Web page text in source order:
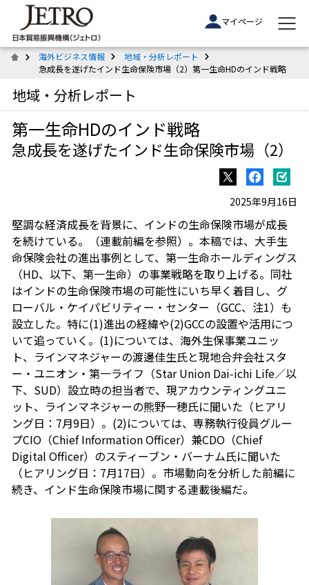
マイページ
海外ビジネス情報
地域・分析レポート
急成長を遂げたインド生命保険市場（2）第一生命HDのインド戦略
地域・分析レポート
第一生命HDのインド戦略
急成長を遂げたインド生命保険市場（2）
2025年9月16日
堅調な経済成長を背景に、インドの生命保険市場が成長
を続けている。（連載前編を参照）。本稿では、大手生
命保険会社の進出事例として、第一生命ホールディングス
（HD、以下、第一生命）の事業戦略を取り上げる。同社
はインドの生命保険市場の可能性にいち早く着目し、グ
ローバル・ケイパビリティー・センター（GCC、注1）も
設立した。特に(1)進出の経緯や(2)GCCの設置や活用につ
いて追っていく。(1)については、海外生保事業ユニッ
ト、ラインマネジャーの渡邊佳生氏と現地合弁会社スタ
ー・ユニオン・第一ライフ（Star Union Dai-ichi Life／以
下、SUD）設立時の担当者で、現アカウンティングユニ
ット、ラインマネジャーの熊野一穂氏に聞いた（ヒアリ
ング日：7月9日）。(2)については、専務執行役員グルー
プCIO（Chief Information Officer）兼CDO（Chief
Digital Officer）のスティーブン・バーナム氏に聞いた
（ヒアリング日：7月17日）。市場動向を分析した前編に
続き、インド生命保険市場に関する連載後編だ。